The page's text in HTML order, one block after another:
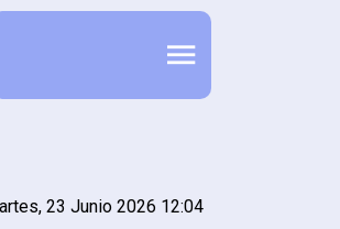
23 Junio 2026 12:04